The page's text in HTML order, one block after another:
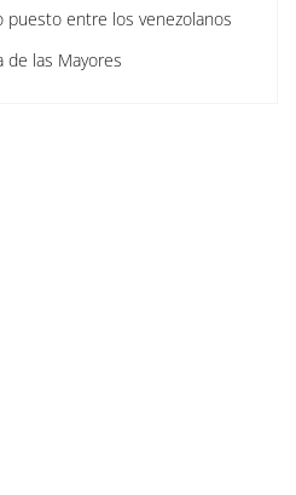
puesto entre los venezolanos
las Mayores